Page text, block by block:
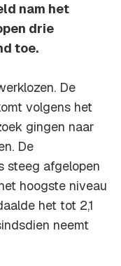
nam het
drie
toe.
De
volgens het
gingen naar
De
steeg afgelopen
hoogste niveau
het tot 2,1
neemt